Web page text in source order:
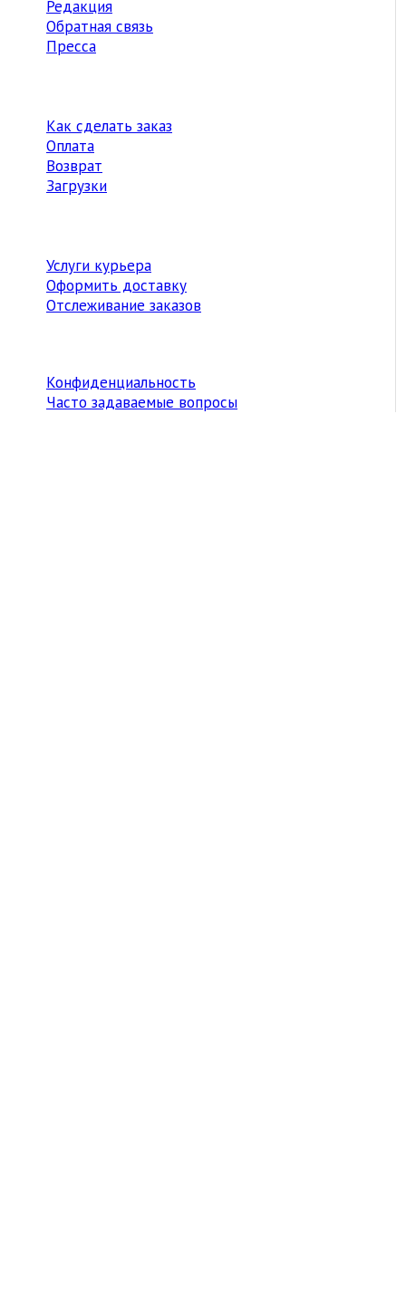
Редакция
Обратная связь
Пресса
Как сделать заказ
Оплата
Возврат
Загрузки
Услуги курьера
Оформить доставку
Отслеживание заказов
Конфиденциальность
Часто задаваемые вопросы